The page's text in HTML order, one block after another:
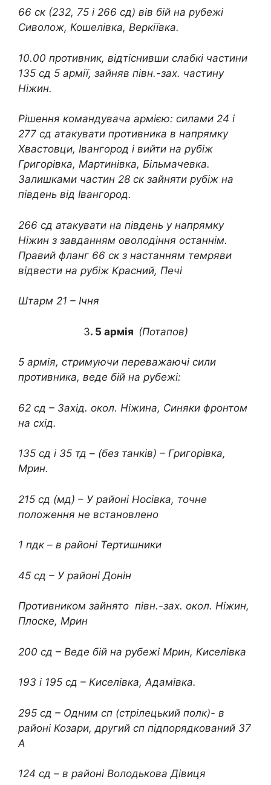
66 ск (232, 75 і 266 сд) вів бій на рубежі
Сиволож, Кошелівка, Веркіївка.
10.00 противник, відтіснивши слабкі частини
135 сд 5 армії, зайняв півн.-зах. частину
Ніжин.
Рішення командувача армією: силами 24 і
277 сд атакувати противника в напрямку
Хвастовци, Івангород і вийти на рубіж
Григорівка, Мартинівка, Більмачевка.
Залишками частин 28 ск зайняти рубіж на
південь від Івангород.
266 сд атакувати на південь у напрямку
Ніжин з завданням оволодіння останнім.
Правий фланг 66 ск з настанням темряви
відвести на рубіж Красний, Печі
Штарм 21 – Ічня
3. 5 армія (Потапов)
5 армія, стримуючи переважаючі сили
противника, веде бій на рубежі:
62 сд – Захід. окол. Ніжина, Синяки фронтом
на схід.
135 сд і 35 тд – (без танків) – Григорівка,
Мрин.
215 сд (мд) – У районі Носівка, точне
положення не встановлено
1 пдк – в районі Тертишники
45 сд – У районі Донін
Противником зайнято півн.-зах. окол. Ніжин,
Плоске, Мрин
200 сд – Веде бій на рубежі Мрин, Киселівка
193 і 195 сд – Киселівка, Адамівка.
295 сд – Одним сп (стрілецький полк)- в
районі Козари, другий сп підпорядкований 37
А
124 сд – в районі Володькова Дівиця